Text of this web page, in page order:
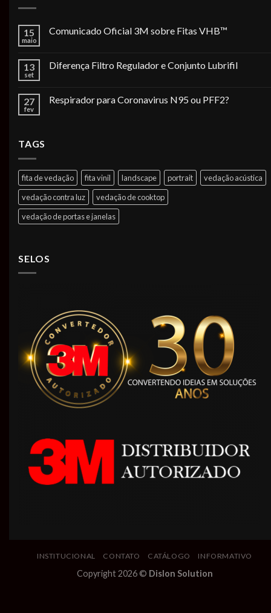
15
maio
Comunicado Oficial 3M sobre Fitas VHB™
13
set
Diferença Filtro Regulador e Conjunto Lubrifil
27
fev
Respirador para Coronavirus N95 ou PFF2?
TAGS
fita de vedação fita vinil landscape portrait
vedação acústica
vedação contra luz
vedação de cooktop
vedação de portas e janelas
SELOS
INSTITUCIONAL CONTATO CATÁLOGO INFORMATIVO
Copyright 2026 © Dislon Solution